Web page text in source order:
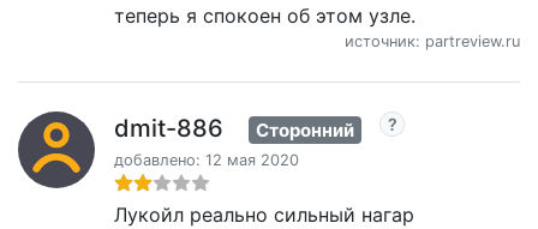
теперь я спокоен об этом узле.
источник: partreview.ru
dmit-886 Сторонний
добавлено: 12 мая 2020
Лукойл реально сильный нагар